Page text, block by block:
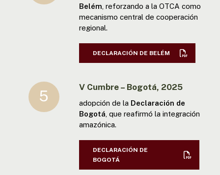
Belém , reforzando a la OTCA como
mecanismo central de cooperación
regional.
DECLARACIÓN DE BELÉM
V Cumbre – Bogotá, 2025
adopción de la Declaración de
Bogotá , que reafirmó la integración
amazónica.
DECLARACIÓN DE
BOGOTÁ